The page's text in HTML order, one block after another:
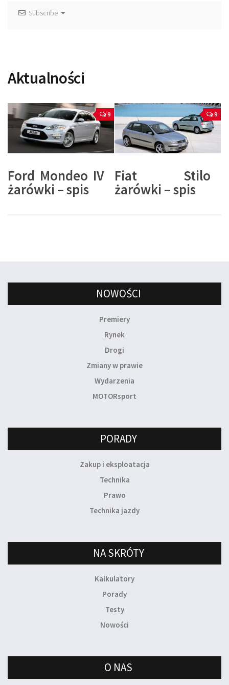
Subscribe
Aktualności
9
Ford Mondeo IV
żarówki – spis
9
Fiat Stilo
żarówki – spis
NOWOŚCI
Premiery
Rynek
Drogi
Zmiany w prawie
Wydarzenia
MOTORsport
PORADY
Zakup i eksploatacja
Technika
Prawo
Technika jazdy
NA SKRÓTY
Kalkulatory
Porady
Testy
Nowości
O NAS